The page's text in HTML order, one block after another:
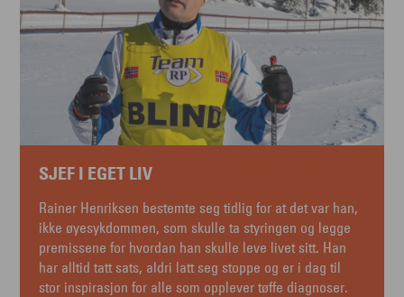
SJEF I EGET LIV
Rainer Henriksen bestemte seg tidlig for at det var han,
ikke øyesykdommen, som skulle ta styringen og legge
premissene for hvordan han skulle leve livet sitt. Han
har alltid tatt sats, aldri latt seg stoppe og er i dag til
stor inspirasjon for alle som opplever tøffe diagnoser.